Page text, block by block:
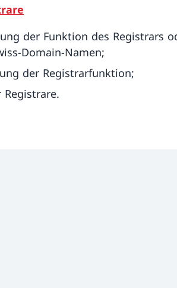
der Funktion des Registrars
Domain-Namen;
der Registrarfunktion;